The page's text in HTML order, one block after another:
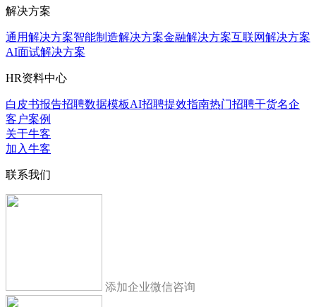
解决方案
通用解决方案智能制造解决方案金融解决方案互联网解决方案
AI面试解决方案
HR资料中心
白皮书报告招聘数据模板AI招聘提效指南热门招聘干货名企
客户案例
关于牛客
加入牛客
联系我们
添加企业微信咨询